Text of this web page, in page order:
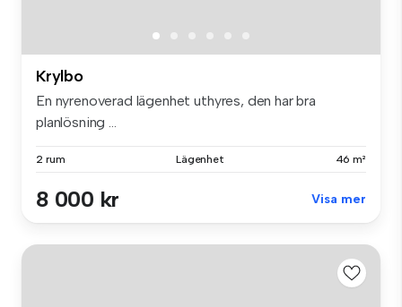
Krylbo
En nyrenoverad lägenhet uthyres, den har bra
planlösning ...
2 rum Lägenhet 46 m²
8 000 kr Visa mer